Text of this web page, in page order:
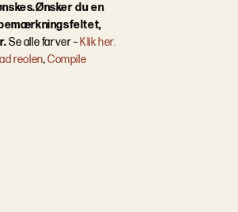
Ønsker du en
Se alle farver –Klik her.
reolen,Compile